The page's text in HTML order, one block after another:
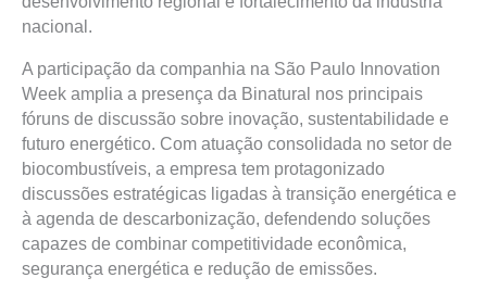
nacional.
A participação da companhia na São Paulo Innovation
Week amplia a presença da Binatural nos principais
fóruns de discussão sobre inovação, sustentabilidade e
futuro energético. Com atuação consolidada no setor de
biocombustíveis, a empresa tem protagonizado
discussões estratégicas ligadas à transição energética e
à agenda de descarbonização, defendendo soluções
capazes de combinar competitividade econômica,
segurança energética e redução de emissões.